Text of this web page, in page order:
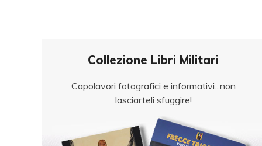
Collezione Libri Militari
Capolavori fotografici e informativi...non
lasciarteli sfuggire!